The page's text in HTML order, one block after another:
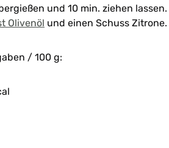
und 10 min. ziehen
Olivenöl und einen Schuss Zitrone.
/ 100 g: